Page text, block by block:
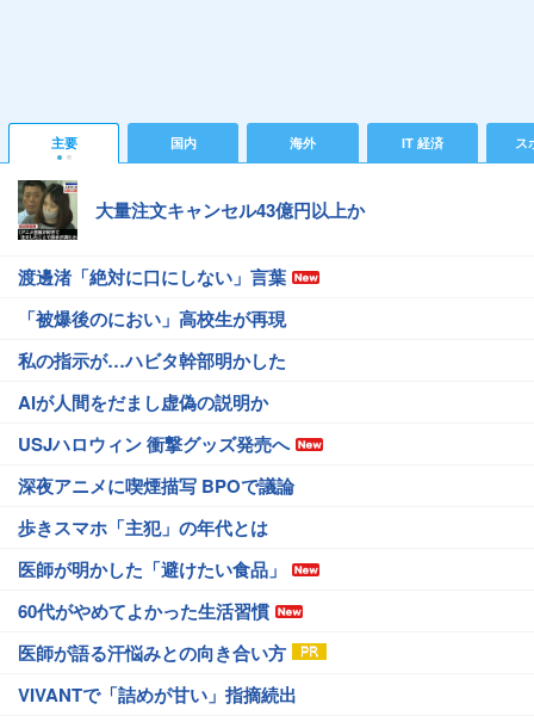
主要 国内 海外 IT 経済 ス
大量注文キャンセル43億円以上か
渡邊渚「絶対に口にしない」言葉
「被爆後のにおい」高校生が再現
私の指示が…ハビタ幹部明かした
AIが人間をだまし虚偽の説明か
USJハロウィン 衝撃グッズ発売へ
深夜アニメに喫煙描写 BPOで議論
歩きスマホ「主犯」の年代とは
医師が明かした「避けたい食品」
60代がやめてよかった生活習慣
医師が語る汗悩みとの向き合い方
VIVANTで「詰めが甘い」指摘続出